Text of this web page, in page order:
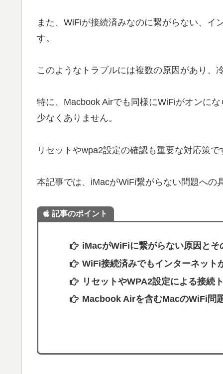
また、WiFiが接続済みなのに繋がらない、
す。
このようなトラブルには複数の原因があり、
特に、Macbook Airでも同様にWiFiがオンに
少なくありません。
リセットやwpa2設定の確認も重要な対応策で
本記事では、iMacがWiFi繋がらない問題への
記事のポイント
iMacがWiFiに繋がらない原因とそ
WiFi接続済みでもインターネット
リセットやWPA2設定による接続
Macbook Airを含むMacのWiFi問